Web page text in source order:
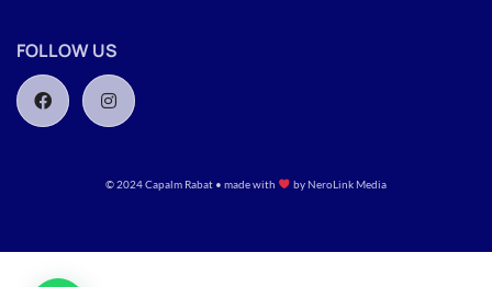
FOLLOW US
© 2024 Capalm Rabat • made with byNeroLink Media